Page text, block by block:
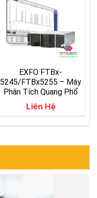
EXFO FTBx-
5245/FTBx5255 – Máy
Phân Tích Quang Phổ
OSA
Liên Hệ